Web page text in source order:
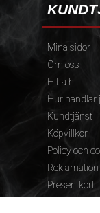
Mina sidor
Om oss
Hitta hit
Hur handlar
Kundtjänst
Köpvillkor
Policy och
Presentkort